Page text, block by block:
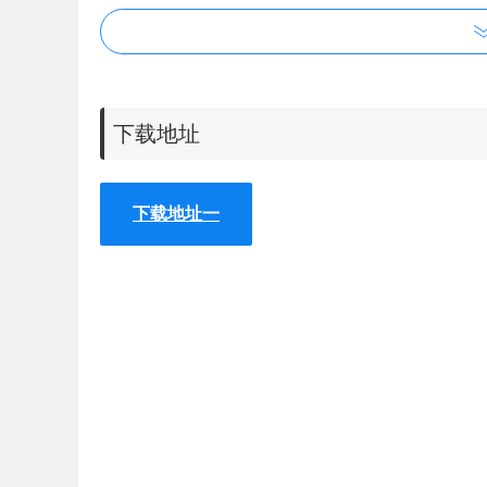
下载地址
下载地址一